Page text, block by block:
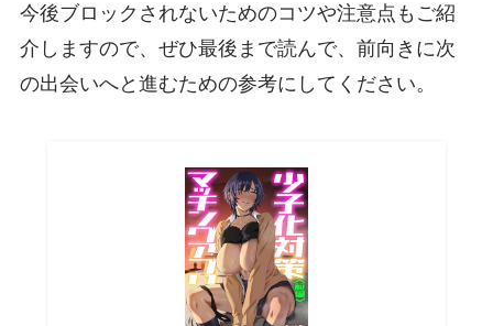
今後ブロックされないためのコツや注意点もご紹
介しますので、ぜひ最後まで読んで、前向きに次
の出会いへと進むための参考にしてください。